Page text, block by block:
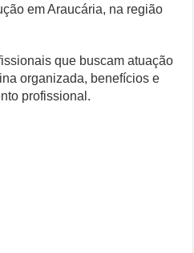
em Araucária, na região
que buscam atuação
organizada, benefícios e
profissional.